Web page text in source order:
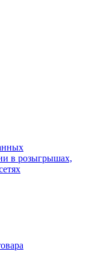
в розыгрышах,